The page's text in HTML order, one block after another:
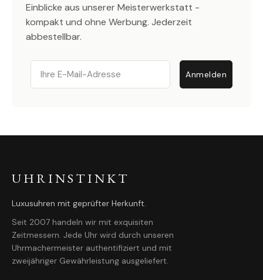
Einblicke aus unserer Meisterwerkstatt -
kompakt und ohne Werbung. Jederzeit
abbestellbar.
Email
Anmelden
UHRINSTINKT
Luxusuhren mit geprüfter Herkunft.
Seit 2007 handeln wir mit exquisiten
Zeitmessern. Jede Uhr wird durch unseren
Uhrmachermeister authentifiziert und mit
zweijähriger Gewährleistung ausgeliefert.